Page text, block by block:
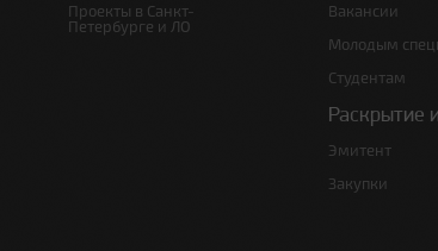
Проекты в Санкт-
Петербурге и ЛО
Вакансии
Молодым
Студентам
Раскрытие
Эмитент
Закупки